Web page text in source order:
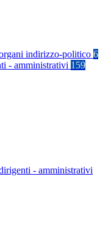
indirizzo-politico 6
- amministrativi 159
- amministrativi